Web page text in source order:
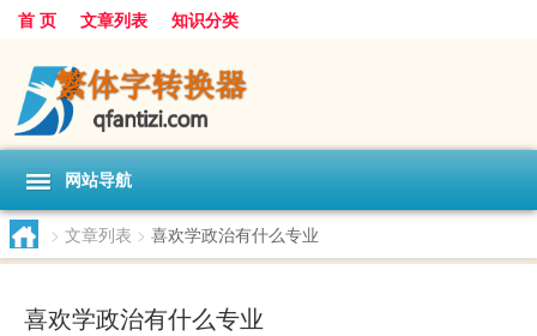
首 页 文章列表 知识分类
网站导航
> 文章列表 > 喜欢学政治有什么专业
喜欢学政治有什么专业